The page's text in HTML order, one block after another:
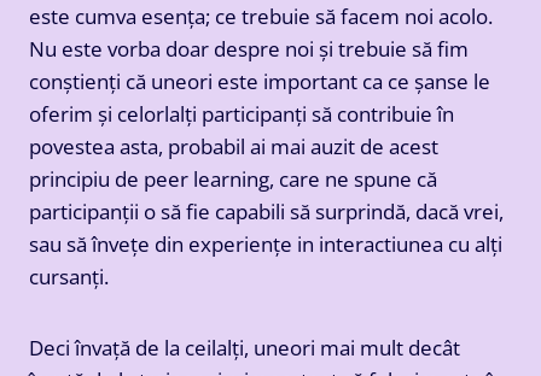
este cumva esența; ce trebuie să facem noi acolo.
Nu este vorba doar despre noi și trebuie să fim
conștienți că uneori este important ca ce șanse le
oferim și celorlalți participanți să contribuie în
povestea asta, probabil ai mai auzit de acest
principiu de peer learning, care ne spune că
participanții o să fie capabili să surprindă, dacă vrei,
sau să învețe din experiențe in interactiunea cu alți
cursanți.
Deci învață de la ceilalți, uneori mai mult decât